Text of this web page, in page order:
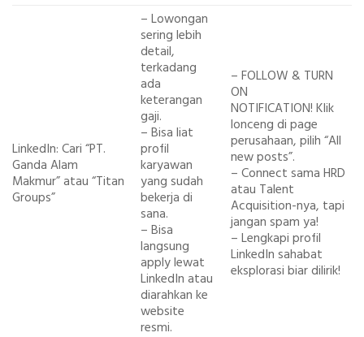
LinkedIn: Cari “PT.
Ganda Alam
Makmur” atau “Titan
Groups”
– Lowongan
sering lebih
detail,
terkadang
ada
keterangan
gaji.
– Bisa liat
profil
karyawan
yang sudah
bekerja di
sana.
– Bisa
langsung
apply lewat
LinkedIn atau
diarahkan ke
website
resmi.
– FOLLOW & TURN
ON
NOTIFICATION! Klik
lonceng di page
perusahaan, pilih “All
new posts”.
– Connect sama HRD
atau Talent
Acquisition-nya, tapi
jangan spam ya!
– Lengkapi profil
LinkedIn sahabat
eksplorasi biar dilirik!